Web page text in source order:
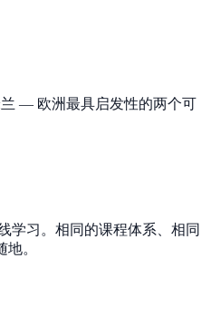
— 欧洲最具启发性的两个可
学习。相同的课程体系、相同
。